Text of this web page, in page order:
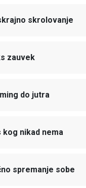
skrolovanje
zauvek
do jutra
kog nikad nema
spremanje sobe